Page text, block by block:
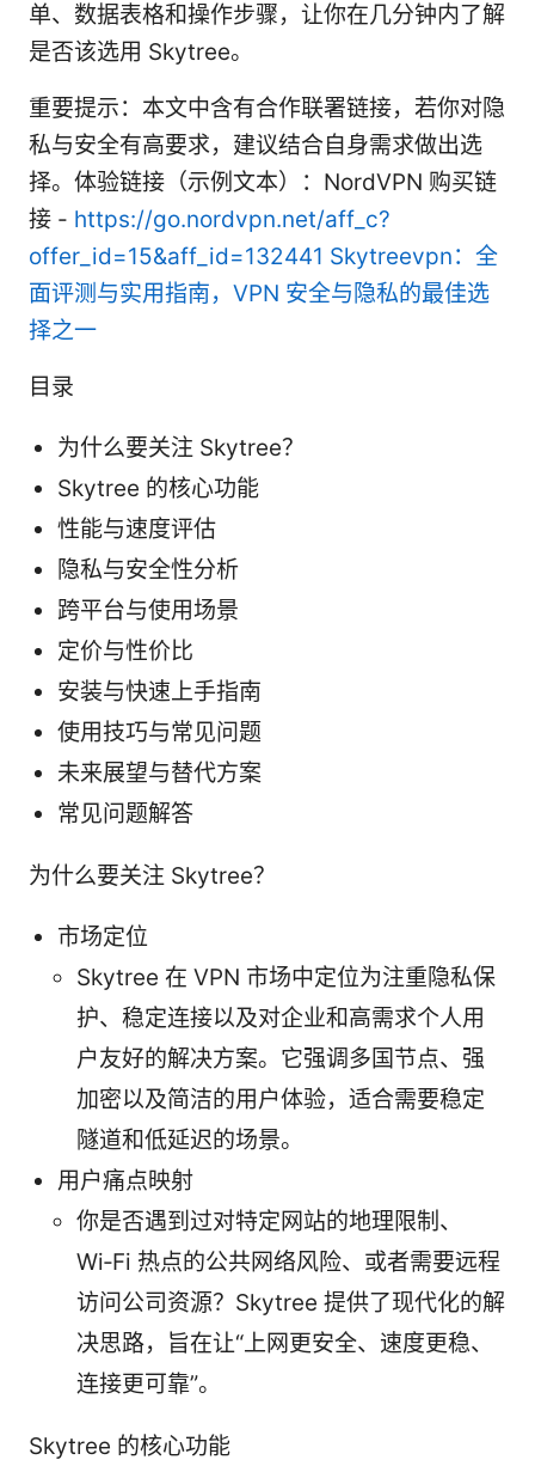
单、数据表格和操作步骤，让你在几分钟内了解
是否该选用 Skytree。
重要提示：本文中含有合作联署链接，若你对隐
私与安全有高要求，建议结合自身需求做出选
择。体验链接（示例文本）：NordVPN 购买链
接 - https://go.nordvpn.net/aff_c?
offer_id=15&aff_id=132441 Skytreevpn：全
面评测与实用指南，VPN 安全与隐私的最佳选
择之一
目录
为什么要关注 Skytree？
Skytree 的核心功能
性能与速度评估
隐私与安全性分析
跨平台与使用场景
定价与性价比
安装与快速上手指南
使用技巧与常见问题
未来展望与替代方案
常见问题解答
为什么要关注 Skytree？
市场定位
Skytree 在 VPN 市场中定位为注重隐私保
护、稳定连接以及对企业和高需求个人用
户友好的解决方案。它强调多国节点、强
加密以及简洁的用户体验，适合需要稳定
隧道和低延迟的场景。
用户痛点映射
你是否遇到过对特定网站的地理限制、
Wi‑Fi 热点的公共网络风险、或者需要远程
访问公司资源？Skytree 提供了现代化的解
决思路，旨在让“上网更安全、速度更稳、
连接更可靠”。
Skytree 的核心功能